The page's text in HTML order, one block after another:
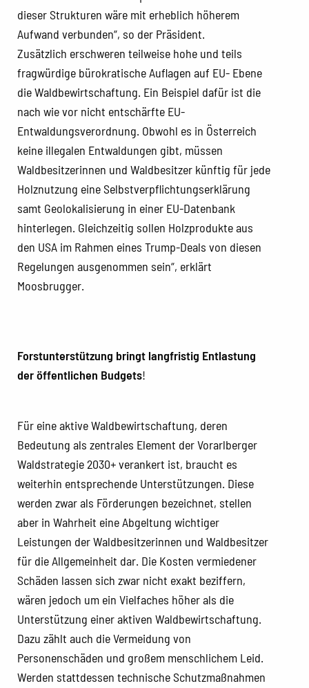
dieser Strukturen wäre mit erheblich höherem
Aufwand verbunden“, so der Präsident.
Zusätzlich erschweren teilweise hohe und teils
fragwürdige bürokratische Auflagen auf EU- Ebene
die Waldbewirtschaftung. Ein Beispiel dafür ist die
nach wie vor nicht entschärfte EU-
Entwaldungsverordnung. Obwohl es in Österreich
keine illegalen Entwaldungen gibt, müssen
Waldbesitzerinnen und Waldbesitzer künftig für jede
Holznutzung eine Selbstverpflichtungserklärung
samt Geolokalisierung in einer EU-Datenbank
hinterlegen. Gleichzeitig sollen Holzprodukte aus
den USA im Rahmen eines Trump-Deals von diesen
Regelungen ausgenommen sein“, erklärt
Moosbrugger.
Forstunterstützung bringt langfristig Entlastung
der öffentlichen Budgets!
Für eine aktive Waldbewirtschaftung, deren
Bedeutung als zentrales Element der Vorarlberger
Waldstrategie 2030+ verankert ist, braucht es
weiterhin entsprechende Unterstützungen. Diese
werden zwar als Förderungen bezeichnet, stellen
aber in Wahrheit eine Abgeltung wichtiger
Leistungen der Waldbesitzerinnen und Waldbesitzer
für die Allgemeinheit dar. Die Kosten vermiedener
Schäden lassen sich zwar nicht exakt beziffern,
wären jedoch um ein Vielfaches höher als die
Unterstützung einer aktiven Waldbewirtschaftung.
Dazu zählt auch die Vermeidung von
Personenschäden und großem menschlichem Leid.
Werden stattdessen technische Schutzmaßnahmen